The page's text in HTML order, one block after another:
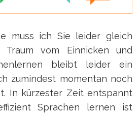
muss ich Sie leider gleich
Traum vom Einnicken und
bleibt leider ein
zumindest momentan noch
In kürzester Zeit entspannt
Sprachen lernen ist